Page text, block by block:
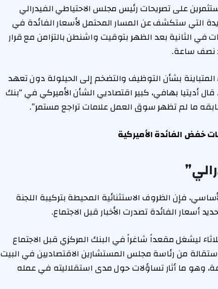
على تصريحات رئيس مجلس الاحتياطي الفيدرالي
التي ستكشف عن المسار المحتمل لأسعار الفائدة في
في الثانية بعد الظهر بتوقيت واشنطن بالتزامن مع قرار
نصف ساعة.
بشأن التوظيف والتضخم إلى الحيلولة دون تعهد
أديتيا بهافي، كبير اقتصاديي الشأن الأميركي في “بنك
ما لم تظهر سوق العمل علامات تراجع مستمر”.
خفض الفائدة الأميركية
فإن الظروف الاستثنائية المحيطة بتركيبة اللجنة
أسعار الفائدة تصدرت الأخبار قبل الاجتماع.
ليشغل مقعداً شاغراً في البنك المركزي قبل الاجتماع
من رئاسة مجلس المستشارين الاقتصاديين في البيت
وهو ما أثار تساؤلات حول مدى استقلاليته في عمله